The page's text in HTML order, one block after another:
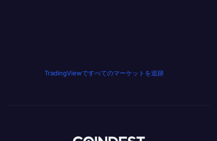
TradingViewですべてのマーケットを追跡